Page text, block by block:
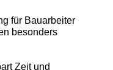
für Bauarbeiter
besonders
Zeit und